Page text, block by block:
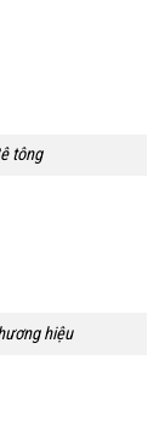
tông
hiệu